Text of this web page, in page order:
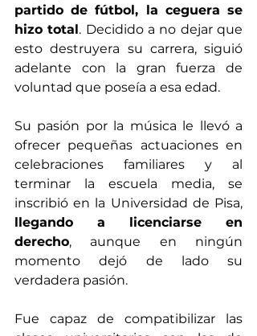
partido de fútbol, la ceguera se
hizo total. Decidido a no dejar que
esto destruyera su carrera, siguió
adelante con la gran fuerza de
voluntad que poseía a esa edad.
Su pasión por la música le llevó a
ofrecer pequeñas actuaciones en
celebraciones familiares y al
terminar la escuela media, se
llegando a licenciarse en
derecho, aunque en ningún
momento dejó de lado su
verdadera pasión.
Fue capaz de compatibilizar las